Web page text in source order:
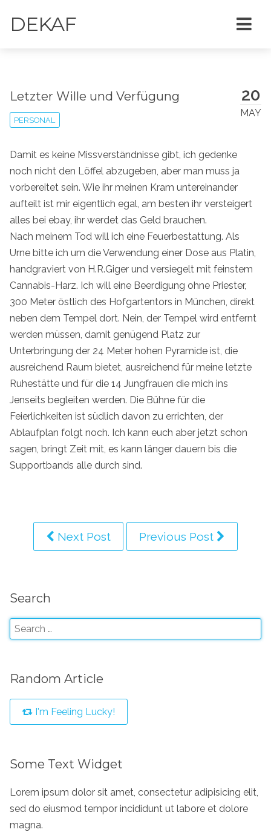
DEKAF
20
MAY
Letzter Wille und Verfügung
PERSONAL
Damit es keine Missverständnisse gibt, ich gedenke
noch nicht den Löffel abzugeben, aber man muss ja
vorbereitet sein. Wie ihr meinen Kram untereinander
aufteilt ist mir eigentlich egal, am besten ihr versteigert
alles bei ebay, ihr werdet das Geld brauchen.
Nach meinem Tod will ich eine Feuerbestattung. Als
Urne bitte ich um die Verwendung einer Dose aus Platin,
handgraviert von H.R.Giger und versiegelt mit feinstem
Cannabis-Harz. Ich will eine Beerdigung ohne Priester,
300 Meter östlich des Hofgartentors in München, direkt
neben dem Tempel dort. Nein, der Tempel wird entfernt
werden müssen, damit genügend Platz zur
Unterbringung der 24 Meter hohen Pyramide ist, die
ausreichend Raum bietet, ausreichend für meine letzte
Ruhestätte und für die 14 Jungfrauen die mich ins
Jenseits begleiten werden. Die Bühne für die
Feierlichkeiten ist südlich davon zu errichten, der
Ablaufplan folgt noch. Ich kann euch aber jetzt schon
sagen, bringt Zeit mit, es kann länger dauern bis die
Supportbands alle durch sind.
Next Post Previous Post
Search
Random Article
I'm Feeling Lucky!
Some Text Widget
Lorem ipsum dolor sit amet, consectetur adipisicing elit,
sed do eiusmod tempor incididunt ut labore et dolore
magna.